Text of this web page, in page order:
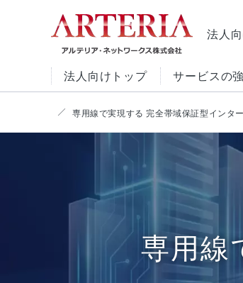
法人
法人向けトップ サービスの
サービスの強み
サービスから探す
目的から探す
お役立ち情報
専用線で実現する 完全帯域保証型インタ
専用線